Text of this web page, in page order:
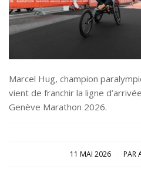
Marcel Hug, champion
vient de franchir la ligne
Genève Marathon 2026.
11 MAI 2026
/ PAR